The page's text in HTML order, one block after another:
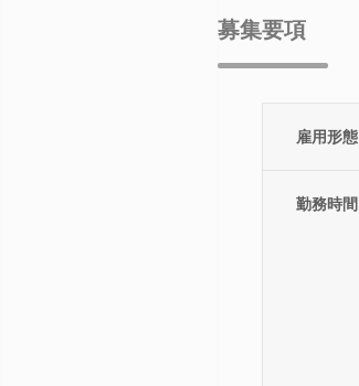
募集要項
雇用形態
勤務時間